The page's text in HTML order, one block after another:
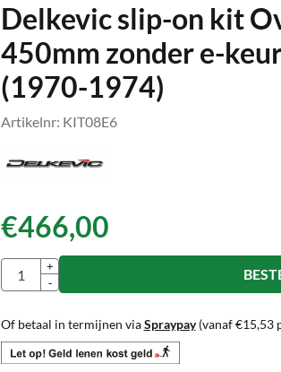
Delkevic slip-on kit
450mm zonder e-
(1970-1974)
Artikelnr: KIT08E6
€466,00
Aantal
+
-
Of betaal in termijnen viaSpraypay(vanaf€15,53